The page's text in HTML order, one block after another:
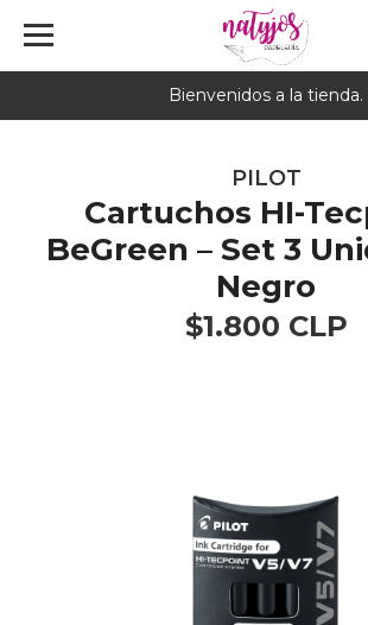
Bienvenidos a la tienda.
PILOT
Cartuchos HI-
BeGreen – Set 3
Negro
$1.800 CLP